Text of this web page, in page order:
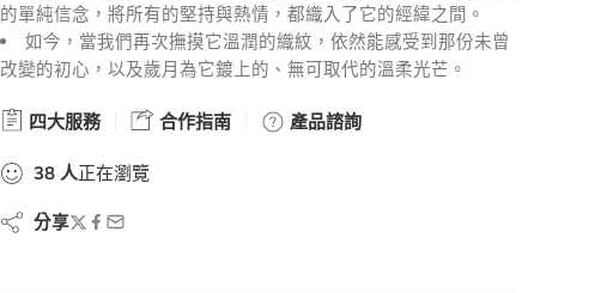
的單純信念，將所有的堅持與熱情，都織入了它的經緯之間。
如今，當我們再次撫摸它溫潤的織紋，依然能感受到那份未曾
改變的初心，以及歲月為它鍍上的、無可取代的溫柔光芒。
四大服務 合作指南 產品諮詢
38 人正在瀏覽
分享